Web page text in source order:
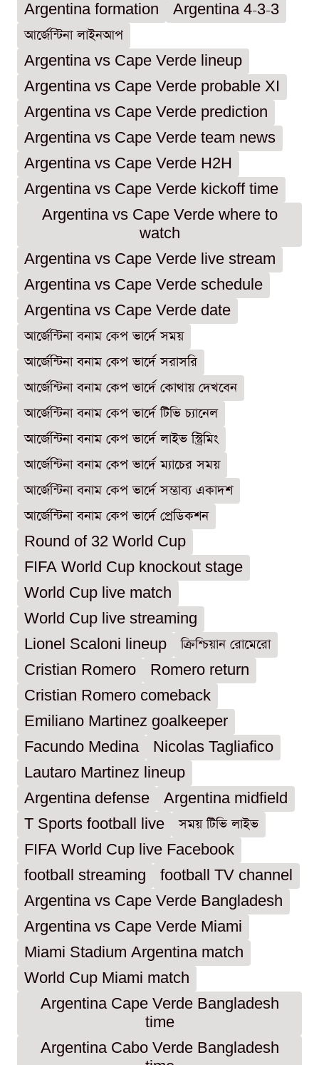
Argentina formation
Argentina 4-3-3
আর্জেন্টিনা লাইনআপ
Argentina vs Cape Verde lineup
Argentina vs Cape Verde probable XI
Argentina vs Cape Verde prediction
Argentina vs Cape Verde team news
Argentina vs Cape Verde H2H
Argentina vs Cape Verde kickoff time
Argentina vs Cape Verde where to
watch
Argentina vs Cape Verde live stream
Argentina vs Cape Verde schedule
Argentina vs Cape Verde date
আর্জেন্টিনা বনাম কেপ ভার্দে সময়
আর্জেন্টিনা বনাম কেপ ভার্দে সরাসরি
আর্জেন্টিনা বনাম কেপ ভার্দে কোথায় দেখবেন
আর্জেন্টিনা বনাম কেপ ভার্দে টিভি চ্যানেল
আর্জেন্টিনা বনাম কেপ ভার্দে লাইভ স্ট্রিমিং
আর্জেন্টিনা বনাম কেপ ভার্দে ম্যাচের সময়
আর্জেন্টিনা বনাম কেপ ভার্দে সম্ভাব্য একাদশ
আর্জেন্টিনা বনাম কেপ ভার্দে প্রেডিকশন
Round of 32 World Cup
FIFA World Cup knockout stage
World Cup live match
World Cup live streaming
Lionel Scaloni lineup
ক্রিশ্চিয়ান রোমেরো
Cristian Romero
Romero return
Cristian Romero comeback
Emiliano Martinez goalkeeper
Facundo Medina
Nicolas Tagliafico
Lautaro Martinez lineup
Argentina defense
Argentina midfield
T Sports football live
সময় টিভি লাইভ
FIFA World Cup live Facebook
football streaming
football TV channel
Argentina vs Cape Verde Bangladesh
Argentina vs Cape Verde Miami
Miami Stadium Argentina match
World Cup Miami match
Argentina Cape Verde Bangladesh
time
Argentina Cabo Verde Bangladesh